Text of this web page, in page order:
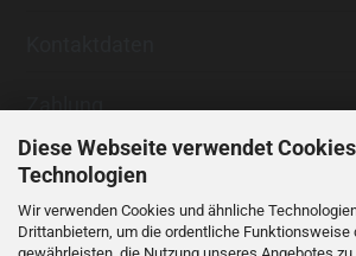
Diese Webseite verwendet
Technologien
Wir verwenden Cookies und ähnliche
Drittanbietern, um die ordentliche Funktionsweise
Zahlung